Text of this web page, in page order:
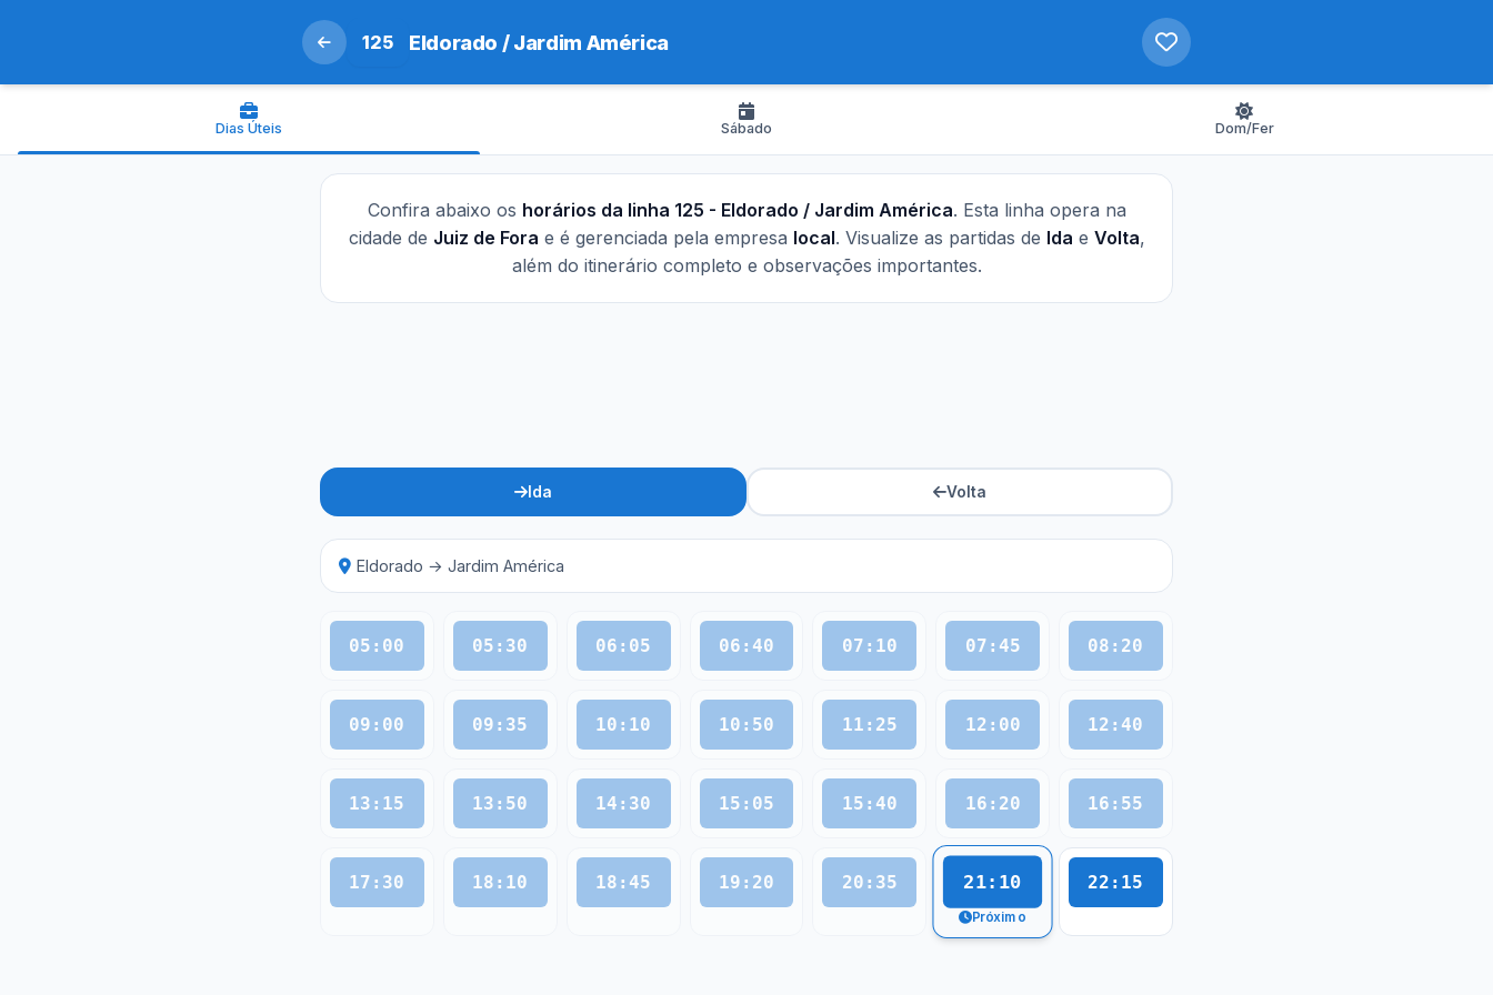
125 Eldorado / Jardim América
Dias Úteis Sábado Dom/Fer
Confira abaixo os horários da linha 125 - Eldorado / Jardim América. Esta linha opera na
cidade de Juiz de Fora e é gerenciada pela empresa local. Visualize as partidas de Ida e Volta,
além do itinerário completo e observações importantes.
Ida Volta
Eldorado → Jardim América
05:00 05:30 06:05 06:40 07:10 07:45 08:20
09:00 09:35 10:10 10:50 11:25 12:00 12:40
13:15 13:50 14:30 15:05 15:40 16:20 16:55
17:30 18:10 18:45 19:20 20:35 21:10
Próximo
22:15